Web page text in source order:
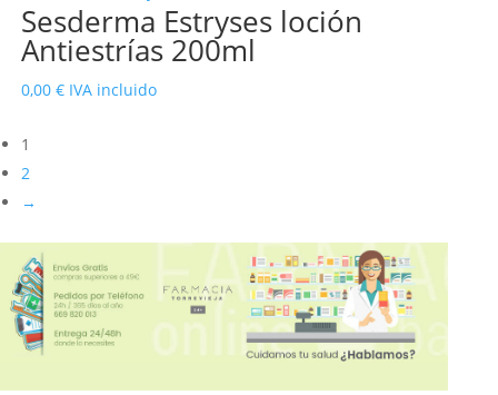
Sesderma Estryses loción
Antiestrías 200ml
0,00 € IVA incluido
1
2
→